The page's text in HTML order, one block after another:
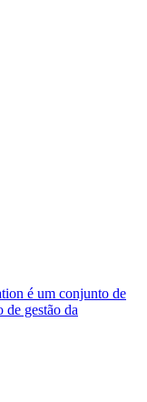
é um conjunto de
de gestão da